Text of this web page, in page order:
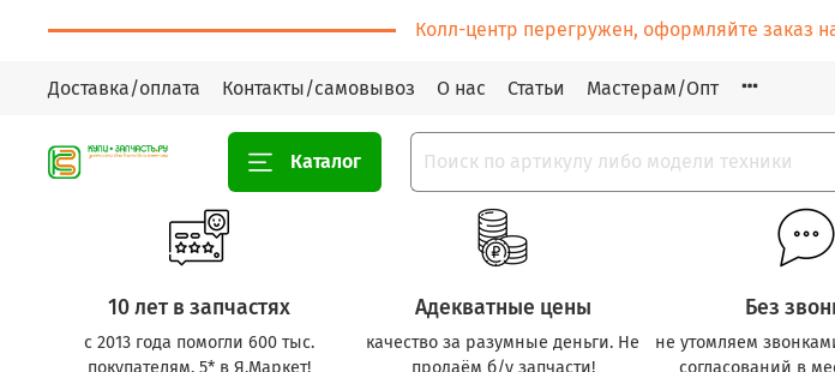
Колл-центр перегружен, оформляйте заказ
Доставка/оплата Контакты/самовывоз О нас Статьи Мастерам/Опт
Каталог
10 лет в запчастях
с 2013 года помогли 600 тыс.
покупателям, 5* в Я.Маркет!
Адекватные цены
качество за разумные деньги. Не
продаём б/у запчасти!
Без
не утомляем
согласований в